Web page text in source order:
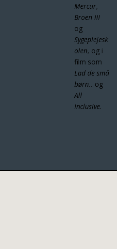
Mercur,
Broen III
og
Sygeplejesk
olen, og i
film som
Lad de små
børn.. og
All
Inclusive.